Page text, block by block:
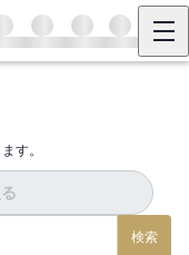
す。
検索